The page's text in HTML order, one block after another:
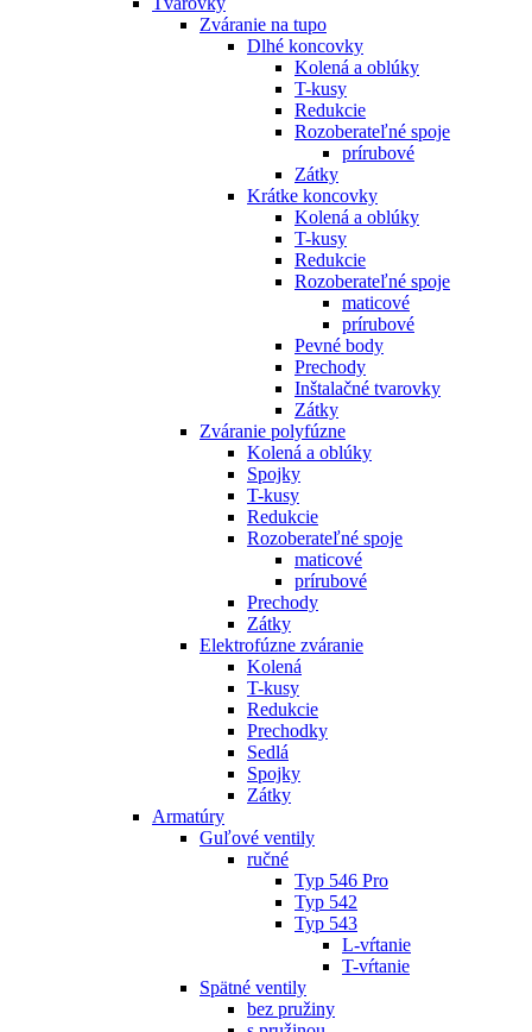
Zváranie na tupo
Dlhé koncovky
Kolená a oblúky
T-kusy
Redukcie
Rozoberateľné spoje
prírubové
Zátky
Krátke koncovky
Kolená a oblúky
T-kusy
Redukcie
Rozoberateľné spoje
maticové
prírubové
Pevné body
Prechody
Inštalačné tvarovky
Zátky
Zváranie polyfúzne
Kolená a oblúky
Spojky
T-kusy
Redukcie
Rozoberateľné spoje
maticové
prírubové
Prechody
Zátky
Elektrofúzne zváranie
Kolená
T-kusy
Redukcie
Prechodky
Sedlá
Spojky
Zátky
Armatúry
Guľové ventily
ručné
Typ 546 Pro
Typ 542
Typ 543
L-vŕtanie
T-vŕtanie
Spätné ventily
bez pružiny